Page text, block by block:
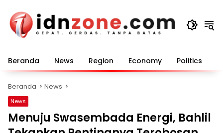
konten
Beranda News Region Economy Politics
Beranda News
News
Menuju Swasembada Energi, Bahlil